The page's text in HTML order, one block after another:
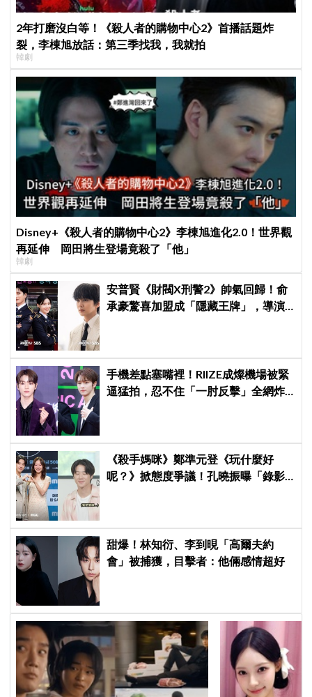
2年打磨沒白等！《殺人者的購物中心2》首播話題炸
裂，李棟旭放話：第三季找我，我就拍
韓劇
Disney+《殺人者的購物中心2》李棟旭進化2.0！世界觀
再延伸 岡田將生登場竟殺了「他」
韓劇
安普賢《財閥X刑警2》帥氣回歸！俞
承豪驚喜加盟成「隱藏王牌」，導演
手機差點塞嘴裡！RIIZE成燦機場被緊
逼猛拍，忍不住「一肘反擊」全網炸
《殺手媽咪》鄭準元登《玩什麼好
呢？》掀態度爭議！孔曉振曝「錄影
甜爆！林知衍、李到晛「高爾夫約
會」被捕獲，目擊者：他倆感情超好